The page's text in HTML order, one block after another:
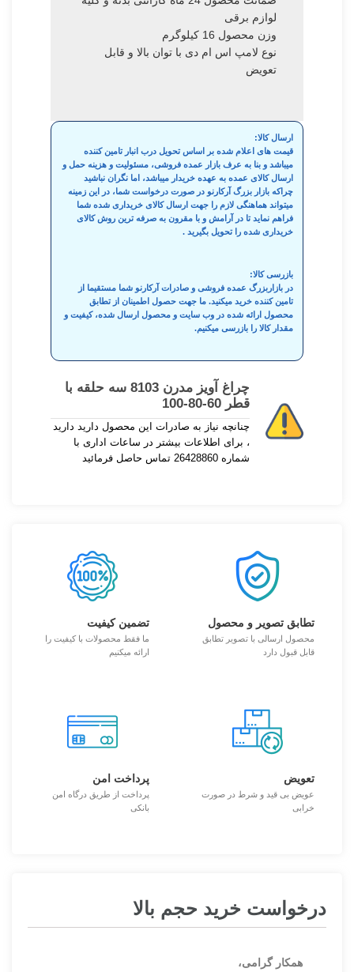
لوازم برقی
وزن محصول 16 کیلوگرم
نوع لامپ اس ام دی با توان بالا و قابل
تعویض
ارسال کالا:
قیمت های اعلام شده بر اساس تحویل درب انبار تامین کننده
میباشد و بنا به عرف بازار عمده فروشی، مسئولیت و هزینه حمل و
ارسال کالای عمده به عهده خریدار میباشد، اما نگران نباشید
چراکه بازار بزرگ آرکارنو در صورت درخواست شما، در این زمینه
میتواند هماهنگی لازم را جهت ارسال کالای خریداری شده شما
فراهم نماید تا در آرامش و با مقرون به صرفه ترین روش کالای
خریداری شده را تحویل بگیرید .
بازرسی کالا:
در بازاربزرگ عمده فروشی و صادرات آرکارنو شما مستقیما از
تامین کننده خرید میکنید. ما جهت حصول اطمینان از تطابق
محصول ارائه شده در وب سایت و محصول ارسال شده، کیفیت و
مقدار کالا را بازرسی میکنیم.
چراغ آویز مدرن 8103 سه حلقه با
قطر 60-80-100
چنانچه نیاز به صادرات این محصول دارید دارید
، برای اطلاعات بیشتر در ساعات اداری با
شماره 26428860 تماس حاصل فرمائید
تطابق تصویر و محصول
محصول ارسالی با تصویر تطابق
قابل قبول دارد
تضمین کیفیت
ما فقط محصولات با کیفیت را
ارائه میکنیم
تعویض
عویض بی قید و شرط در صورت
خرابی
پرداخت امن
پرداخت از طریق درگاه امن
بانکی
درخواست خرید حجم بالا
همکار گرامی،